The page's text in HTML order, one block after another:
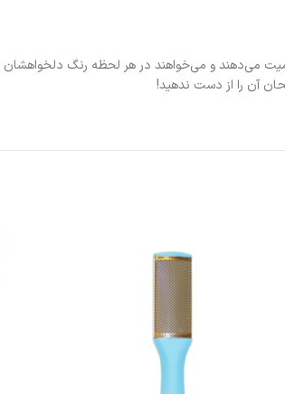
لب‌های خود اهمیت می‌دهند و می‌خواهند در هر لحظه رنگ
آن را از دست ندهید!